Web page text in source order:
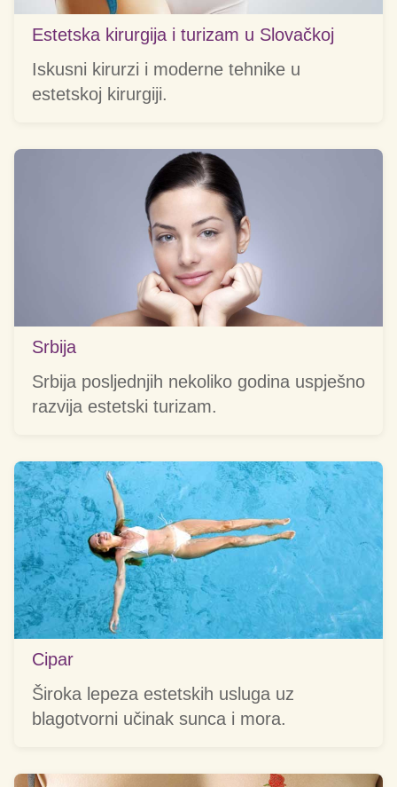
Estetska kirurgija i turizam u Slovačkoj
Iskusni kirurzi i moderne tehnike u
estetskoj kirurgiji.
Srbija
Srbija posljednjih nekoliko godina uspješno
razvija estetski turizam.
Cipar
Široka lepeza estetskih usluga uz
blagotvorni učinak sunca i mora.